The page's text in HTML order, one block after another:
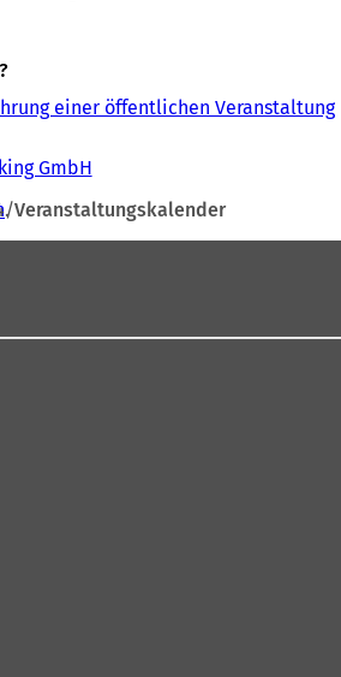
einer öffentlichen Veranstaltung
GmbH
Veranstaltungskalender